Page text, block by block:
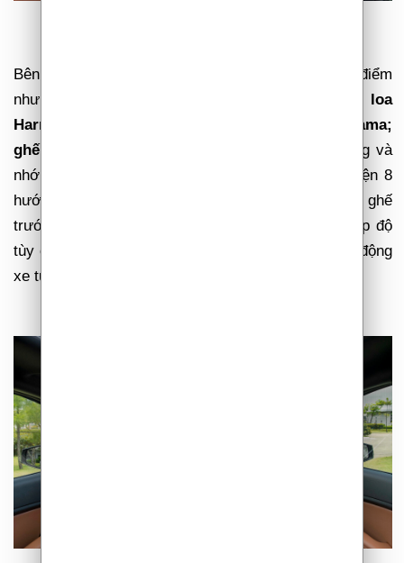
Bên cạnh đó, xe còn trang bị nhiều tính năng ghi điểm
như:
hệ thống âm thanh vòm cao cấp 8 loa
Harman/Kardon; cửa sổ trời toàn cảnh Panorama;
ghế lái chỉnh điện 10 hướng
, tích hợp bơm lưng và
nhớ 02 vị trí; ghế hành khách phía trước chỉnh điện 8
hướng, có chức năng sưởi ấm và làm mát hàng ghế
trước; hàng ghế sau có độ ngả lưng lớn với 8 cấp độ
tùy chỉnh; tính năng mở cốp thông minh hay khởi động
xe từ xa,…